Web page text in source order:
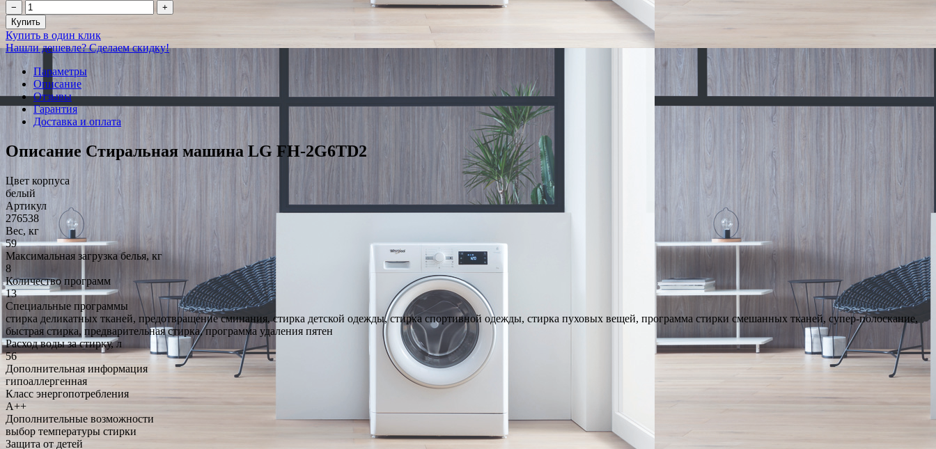
−
+
Купить
Купить в один клик
Нашли дешевле? Сделаем скидку!
Параметры
Описание
Отзывы
Гарантия
Доставка и оплата
Описание Стиральная машина LG FH-2G6TD2
Цвет корпуса
белый
Артикул
276538
Вес, кг
59
Максимальная загрузка белья, кг
8
Количество программ
13
Специальные программы
стирка деликатных тканей, предотвращение сминания, стирка детской одежды, стирка спортивной одежды, стирка пуховых вещей, программа стирки смешанных тканей, супер-полоскание,
быстрая стирка, предварительная стирка, программа удаления пятен
Расход воды за стирку, л
56
Дополнительная информация
гипоаллергенная
Класс энергопотребления
A++
Дополнительные возможности
выбор температуры стирки
Защита от детей